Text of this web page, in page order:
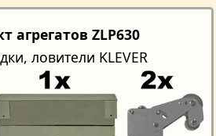
агрегатов ZLP630
ловители KLEVER